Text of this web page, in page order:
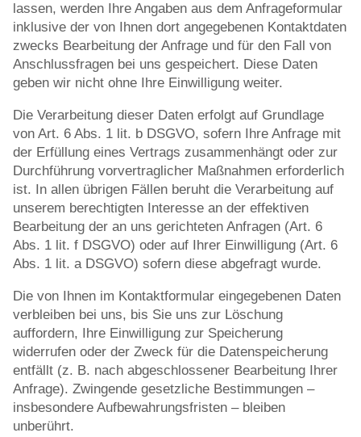
lassen, werden Ihre Angaben aus dem Anfrageformular
inklusive der von Ihnen dort angegebenen Kontaktdaten
zwecks Bearbeitung der Anfrage und für den Fall von
Anschlussfragen bei uns gespeichert. Diese Daten
geben wir nicht ohne Ihre Einwilligung weiter.
Die Verarbeitung dieser Daten erfolgt auf Grundlage
von Art. 6 Abs. 1 lit. b DSGVO, sofern Ihre Anfrage mit
der Erfüllung eines Vertrags zusammenhängt oder zur
Durchführung vorvertraglicher Maßnahmen erforderlich
ist. In allen übrigen Fällen beruht die Verarbeitung auf
unserem berechtigten Interesse an der effektiven
Bearbeitung der an uns gerichteten Anfragen (Art. 6
Abs. 1 lit. f DSGVO) oder auf Ihrer Einwilligung (Art. 6
Abs. 1 lit. a DSGVO) sofern diese abgefragt wurde.
Die von Ihnen im Kontaktformular eingegebenen Daten
verbleiben bei uns, bis Sie uns zur Löschung
auffordern, Ihre Einwilligung zur Speicherung
widerrufen oder der Zweck für die Datenspeicherung
entfällt (z. B. nach abgeschlossener Bearbeitung Ihrer
Anfrage). Zwingende gesetzliche Bestimmungen –
insbesondere Aufbewahrungsfristen – bleiben
unberührt.